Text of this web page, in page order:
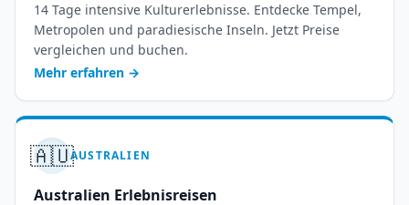
14 Tage intensive Kulturerlebnisse. Entdecke Tempel,
Metropolen und paradiesische Inseln. Jetzt Preise
vergleichen und buchen.
Mehr erfahren →
🇦🇺AUSTRALIEN
Australien Erlebnisreisen